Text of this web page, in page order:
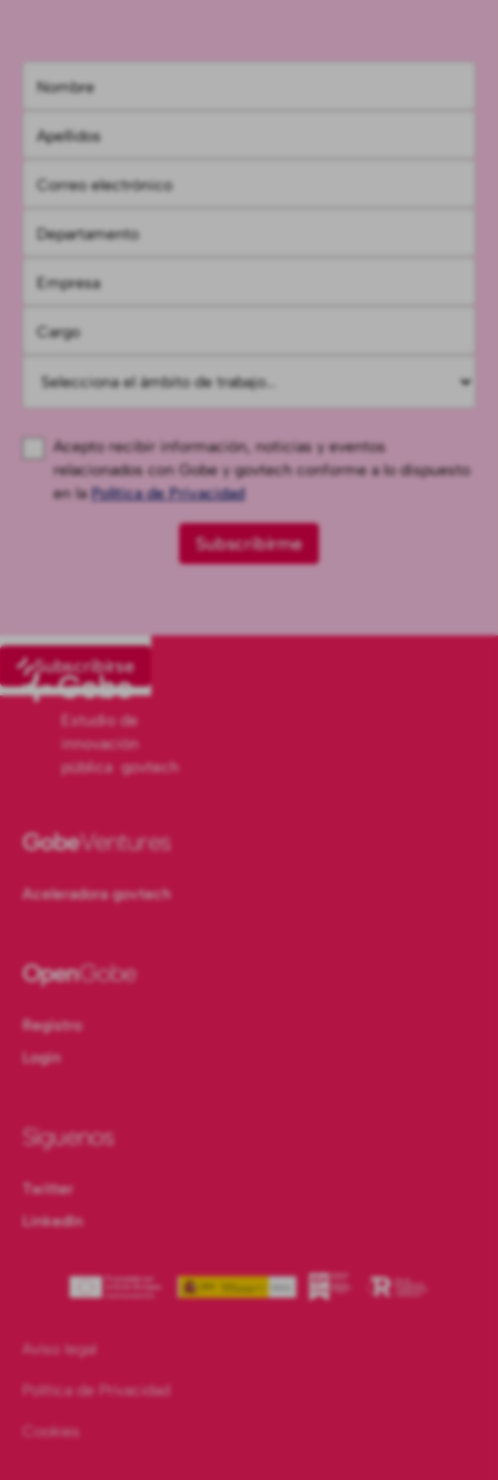
Acepto recibir información, noticias y eventos
relacionados con Gobe y govtech conforme a lo dispuesto
en laPolítica de Privacidad
Subscribirse
Estudio de
innovación
pública govtech
GobeVentures
Aceleradora govtech
OpenGobe
Registro
Login
Síguenos
Twitter
LinkedIn
Aviso legal
Política de Privacidad
Cookies